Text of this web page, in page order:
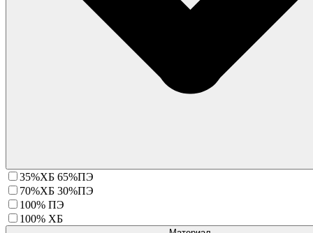
35%ХБ 65%ПЭ
70%ХБ 30%ПЭ
100% ПЭ
100% ХБ